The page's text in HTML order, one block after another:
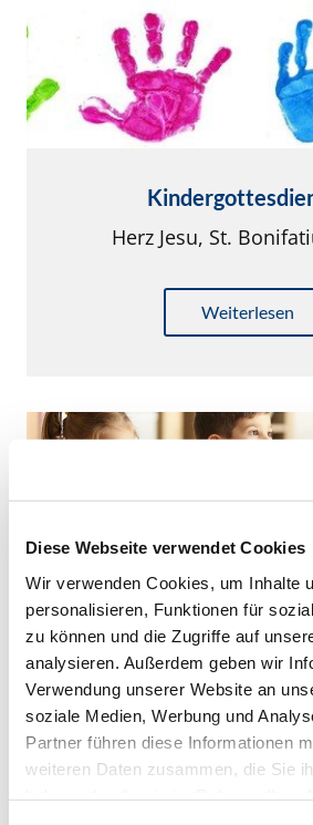
Diese Webseite verwendet Cookies
Wir verwenden Cookies, um Inhalte
personalisieren, Funktionen für
zu können und die Zugriffe auf
analysieren. Außerdem geben wir
Verwendung unserer Website an
soziale Medien, Werbung und
Partner führen diese Informationen
weiteren Daten zusammen, die Sie
Herz Jesu, St.
Weiterlesen
Kinderchor
Weiterlesen